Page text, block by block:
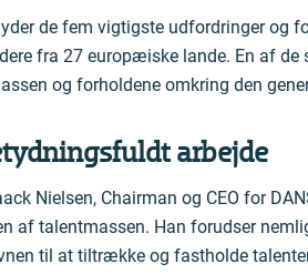
de fem vigtigste udfordringer og
fra 27 europæiske lande. En af
og forholdene omkring den
arbejde
Nielsen, Chairman og CEO for
af talentmassen. Han forudser
til at tiltrække og fastholde